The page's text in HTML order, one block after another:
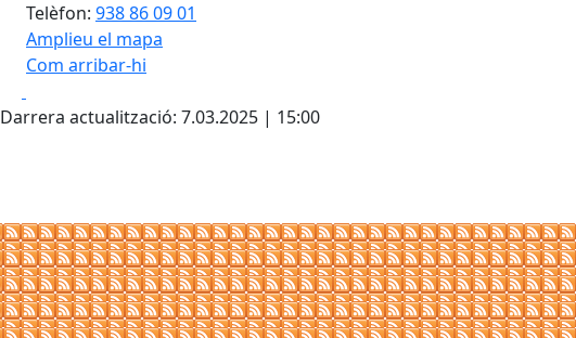
Telèfon: 938 86 09 01
Amplieu el mapa
Com arribar-hi
+
Darrera actualització: 7.03.2025 | 15:00